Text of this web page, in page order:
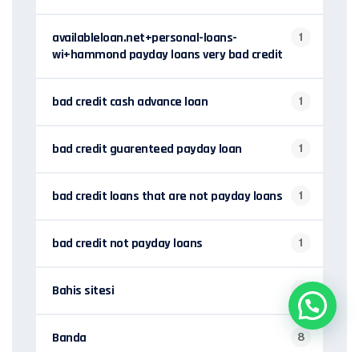
availableloan.net+personal-loans-
wi+hammond payday loans very bad credit
1
bad credit cash advance loan 1
bad credit guarenteed payday loan 1
bad credit loans that are not payday loans 1
bad credit not payday loans 1
Bahis sitesi 3
Banda 8